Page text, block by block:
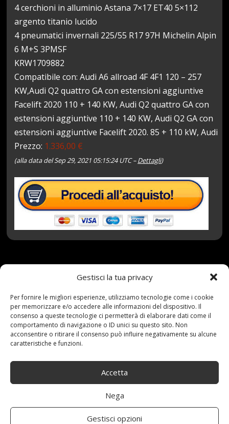
Gestisci la tua privacy
Per fornire le migliori esperienze, utilizziamo tecnologie come i cookie
per memorizzare e/o accedere alle informazioni del dispositivo. Il
consenso a queste tecnologie ci permetterà di elaborare dati come il
comportamento di navigazione o ID unici su questo sito. Non
acconsentire o ritirare il consenso può influire negativamente su alcune
caratteristiche e funzioni.
Accetta
Nega
Gestisci opzioni
4 cerchioni in alluminio Astana 7×17 ET40 5×112
argento titanio lucido
4 pneumatici invernali 225/55 R17 97H Michelin Alpin
6 M+S 3PMSF
KRW1709882
Compatibile con: Audi A6 allroad 4F 4F1 120 – 257
KW,Audi Q2 quattro GA con estensioni aggiuntive
Facelift 2020 110 + 140 KW, Audi Q2 quattro GA con
estensioni aggiuntive 110 + 140 KW, Audi Q2 GA con
estensioni aggiuntive Facelift 2020. 85 + 110 kW, Audi
Prezzo: 1.336,00 €
(alla data del Sep 29, 2021 05:15:24 UTC –Dettagli)
3PMSF
ALPIN,Argento,Astana Integrali
Lucido
, MICHELIN R17 ruote TITANIO Categories:
Shop
Articoli recenti
Assicurazione auto e sostituzione lunotto: le cose